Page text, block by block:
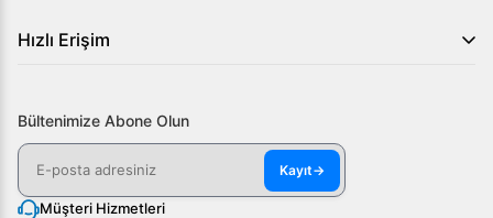
Hızlı Erişim
Bültenimize Abone Olun
Kayıt→
Müşteri Hizmetleri